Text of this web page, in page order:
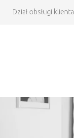
Dział obsługi klienta